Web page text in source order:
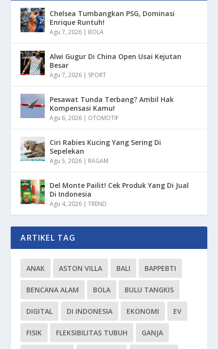
Chelsea Tumbangkan PSG, Dominasi
Enrique Runtuh!
Agu 7, 2026 BOLA
Alwi Gugur Di China Open Usai Kejutan
Besar
Agu 7, 2026 SPORT
Pesawat Tunda Terbang? Ambil Hak
Kompensasi Kamu!
Agu 6, 2026 OTOMOTIF
Ciri Rabies Kucing Yang Sering Di
Sepelekan
Agu 5, 2026 RAGAM
Del Monte Pailit! Cek Produk Yang Di Jual
Di Indonesia
Agu 4, 2026 |TREND
ARTIKEL TAG
ANAK ASTON VILLA BALI BAPPEBTI
BENCANA ALAM BOLA BULU TANGKIS
DIGITAL DI INDONESIA EKONOMI EV
FISIK FLEKSIBILITAS TUBUH GANJA